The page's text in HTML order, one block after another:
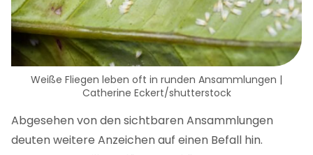
Weiße Fliegen leben oft in runden Ansammlungen |
Catherine Eckert/shutterstock
Abgesehen von den sichtbaren Ansammlungen
deuten weitere Anzeichen auf einen Befall hin.